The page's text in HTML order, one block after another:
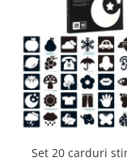
Set 20 carduri